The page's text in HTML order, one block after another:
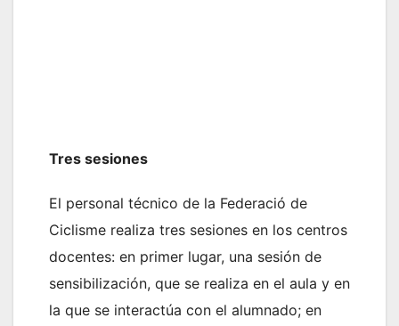
Tres sesiones
El personal técnico de la Federació de
Ciclisme realiza tres sesiones en los centros
docentes: en primer lugar, una sesión de
sensibilización, que se realiza en el aula y en
la que se interactúa con el alumnado; en